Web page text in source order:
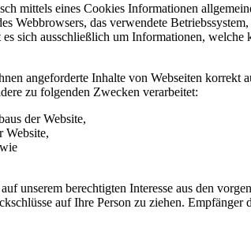
mittels eines Cookies Informationen
Webbrowsers, das verwendete
sich ausschließlich um Informationen, welche
angeforderte Inhalte von Webseiten korrekt
zu folgenden Zwecken verarbeitet:
der Website,
Website,
unserem berechtigten Interesse aus den
auf Ihre Person zu ziehen. Empfänger